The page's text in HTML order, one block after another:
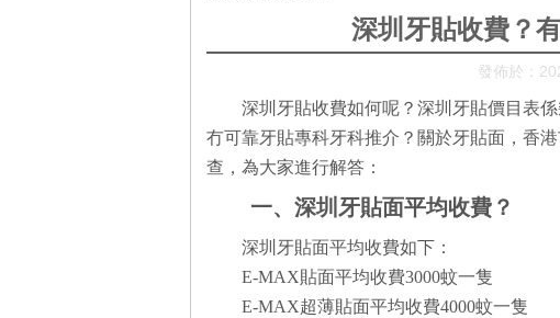
深圳牙貼收費？
發佈於：
深圳牙貼收費如何呢？深圳牙貼價目表
冇可靠牙貼專科牙科推介？關於牙貼面，香
查，為大家進行解答：
一、深圳牙貼面平均收費？
深圳牙貼面平均收費如下：
E-MAX貼面平均收費3000蚊一隻
E-MAX超薄貼面平均收費4000蚊一隻